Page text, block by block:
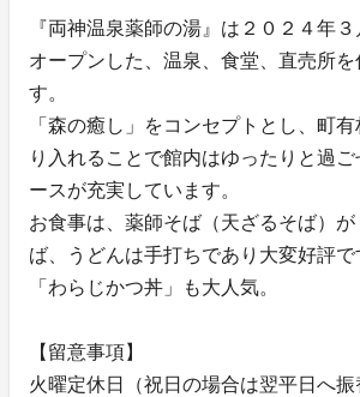
『両神温泉薬師の湯』は２０２４年
オープンした、温泉、食堂、直売所
す。
「森の癒し」をコンセプトとし、町
り入れることで館内はゆったりと過
ースが充実しています。
お食事は、薬師そば（天ざるそば）
ば、うどんは手打ちであり大変好評
「わらじかつ丼」も大人気。
【留意事項】
火曜定休日（祝日の場合は翌平日へ